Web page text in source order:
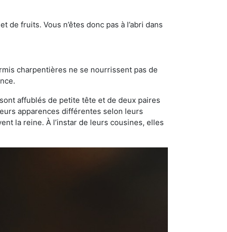
fruits. Vous n’êtes donc pas à l’abri dans
charpentières ne se nourrissent pas de
affublés de petite tête et de deux paires
apparences différentes selon leurs
la reine. À l’instar de leurs cousines, elles